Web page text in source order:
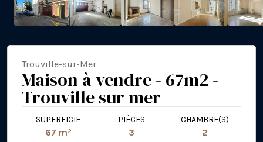
Trouville-sur-Mer
Maison à vendre - 67m2 -
Trouville sur mer
SUPERFICIE
67 m²
PIÈCES
3
CHAMBRE(S)
2